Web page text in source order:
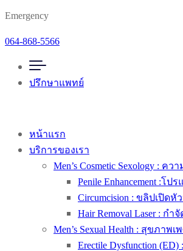
Emergency
064-868-5566
ปรึกษาแพทย์
หน้าแรก
บริการของเรา
Men’s Cosmetic Sexology : ค
Penile Enhancement :โ
Circumcision : ขลิปเปิดหั
Hair Removal Laser : ก
Men’s Sexual Health : สุขภาพ
Erectile Dysfunction